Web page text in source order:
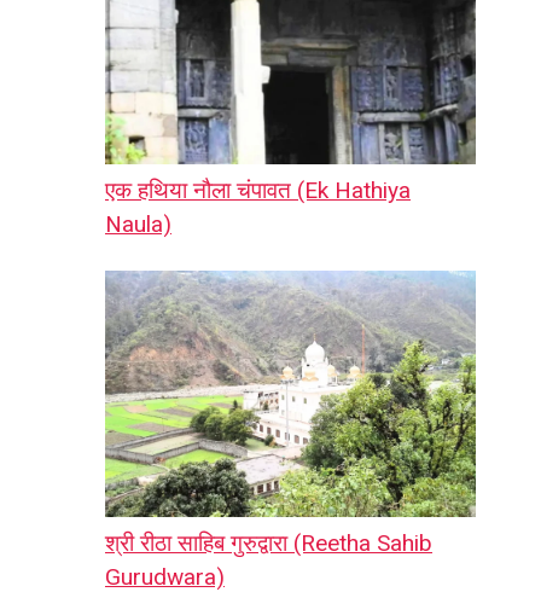
एक हथिया नौला चंपावत (Ek Hathiya
Naula)
श्री रीठा साहिब गुरुद्वारा (Reetha Sahib
Gurudwara)